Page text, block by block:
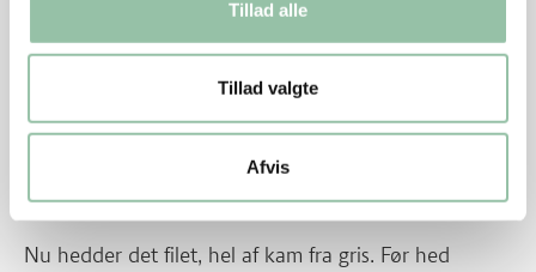
Tillad alle
Tillad valgte
Afvis
Tips
gris uden svær. Stegetid er ca. 30-40 minutter
Energifordeling
Nu hedder det filet, hel af kam fra gris. Før hed